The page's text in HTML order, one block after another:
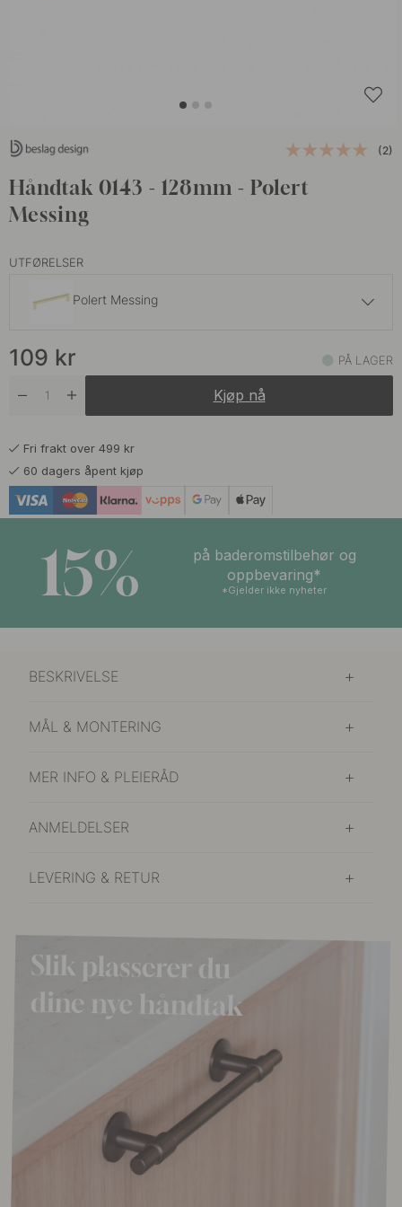
(2)
Håndtak 0143 - 128mm - Polert
Messing
UTFØRELSER
Polert Messing
Matt Sort På lager
På lager
Vit
Krom 109 kr
Rustfritt Stål Finish
109 kr PÅ LAGER
Kjøp nå
Fri frakt over 499 kr
60 dagers åpent kjøp
15%
på baderomstilbehør og
oppbevaring*
*Gjelder ikke nyheter
BESKRIVELSE
MÅL & MONTERING
MER INFO & PLEIERÅD
ANMELDELSER
LEVERING & RETUR